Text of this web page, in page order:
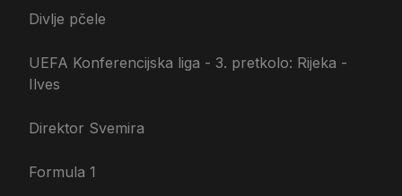
Divlje pčele
UEFA Konferencijska liga - 3. pretkolo: Rijeka -
Ilves
Direktor Svemira
Formula 1